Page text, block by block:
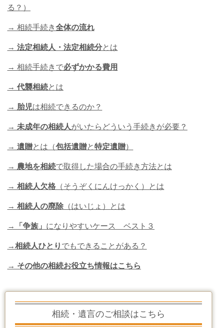
る？）
→ 相続手続き全体の流れ
→ 法定相続人・法定相続分とは
→ 相続手続きで必ずかかる費用
→ 代襲相続とは
→ 胎児は相続できるのか？
→ 未成年の相続人がいたらどういう手続きが必要？
→ 遺贈とは（包括遺贈と特定遺贈）
→ 農地を相続で取得した場合の手続き方法とは
→ 相続人欠格 （そうぞくにんけっかく）とは
→ 相続人の廃除 （はいじょ）とは
→ 「争族」 になりやすいケース ベスト３
→相続人ひとり でもできることがある？
→ その他の相続お役立ち情報はこちら
相続・遺言のご相談はこちら